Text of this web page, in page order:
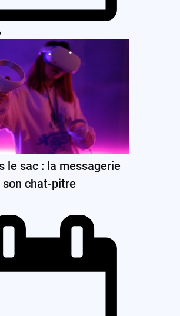
le sac : la messagerie
son chat-pitre